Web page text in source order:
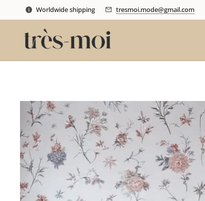
Worldwide shipping tresmoi.mode@gmail.com